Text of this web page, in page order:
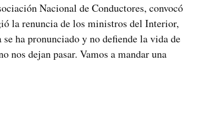
Nacional de Conductores, convocó
la renuncia de los ministros del Interior,
ha pronunciado y no defiende la vida de
nos dejan pasar. Vamos a mandar una